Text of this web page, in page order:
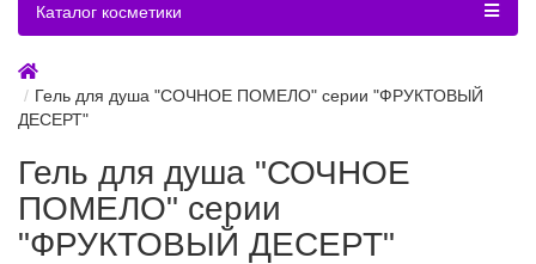
Каталог косметики
Гель для душа "СОЧНОЕ ПОМЕЛО" серии "ФРУКТОВЫЙ
ДЕСЕРТ"
Гель для душа "СОЧНОЕ
ПОМЕЛО" серии
"ФРУКТОВЫЙ ДЕСЕРТ"